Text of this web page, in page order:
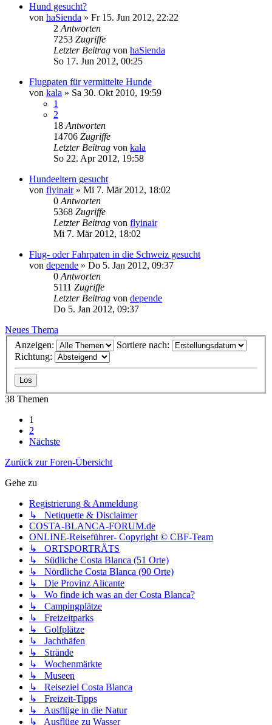
Hund gesucht?
von haSienda » Fr 15. Jun 2012, 22:22
2 Antworten
7253 Zugriffe
Letzter Beitrag von haSienda
So 17. Jun 2012, 00:25
Flugpaten für vermittelte Hunde
von kala » Sa 30. Okt 2010, 19:59
1
2
18 Antworten
14706 Zugriffe
Letzter Beitrag von kala
So 22. Apr 2012, 19:58
Hundeeltern gesucht
von flyinair» Mi 7. Mär 2012, 18:02
0 Antworten
5368 Zugriffe
Letzter Beitrag von flyinair
Mi 7. Mär 2012, 18:02
Flug- oder Fahrpaten in die Schweiz gesucht
von depende » Do 5. Jan 2012, 09:37
0 Antworten
5111 Zugriffe
Letzter Beitrag von depende
Do 5. Jan 2012, 09:37
Neues Thema
Anzeigen:
Sortiere nach:
Richtung:
38 Themen
1
2
Nächste
Zurück zur Foren-Übersicht
Gehe zu
Registrierung & Anmeldung
↳ Netiquette & Disclaimer
COSTA-BLANCA-FORUM.de
ONLINE-Reiseführer- Copyright © CBF-Team
↳ ORTSPORTRÄTS
↳ Südliche Costa Blanca (51 Orte)
↳ Nördliche Costa Blanca (90 Orte)
↳ Die Provinz Alicante
↳ Wo finde ich was an der Costa Blanca?
↳ Campingplätze
↳ Freizeitparks
↳ Golfplätze
↳ Jachthäfen
↳ Strände
↳ Wochenmärkte
↳ Museen
↳ Reiseziel Costa Blanca
↳ Freizeit-Tipps
↳ Ausflüge in die Natur
↳ Ausflüge zu Wasser